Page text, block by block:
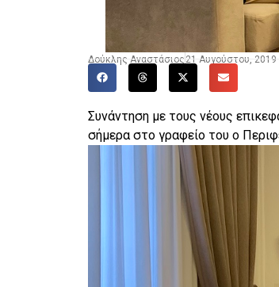
Δούκλης Αναστάσιος 21 Αυγούστου, 2019
Συνάντηση με τους νέους
σήμερα στο γραφείο του ο